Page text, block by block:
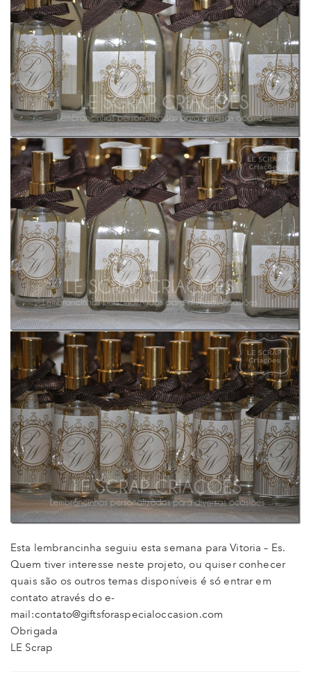
Esta lembrancinha seguiu esta semana para Vitoria – Es.
Quem tiver interesse neste projeto, ou quiser conhecer
quais são os outros temas disponíveis é só entrar em
contato através do e-
mail:contato@giftsforaspecialoccasion.com
Obrigada
LE Scrap